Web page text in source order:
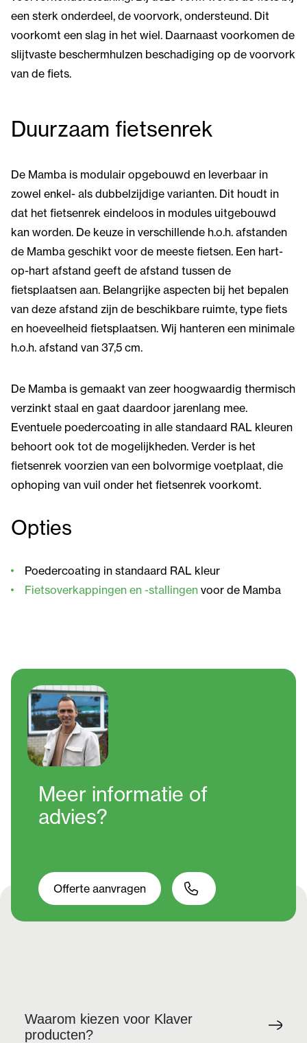
een sterk onderdeel, de voorvork, ondersteund. Dit
voorkomt een slag in het wiel. Daarnaast voorkomen de
slijtvaste beschermhulzen beschadiging op de voorvork
van de fiets.
Duurzaam fietsenrek
De Mamba is modulair opgebouwd en leverbaar in
zowel enkel- als dubbelzijdige varianten. Dit houdt in
dat het fietsenrek eindeloos in modules uitgebouwd
kan worden. De keuze in verschillende h.o.h. afstanden
de Mamba geschikt voor de meeste fietsen. Een hart-
op-hart afstand geeft de afstand tussen de
fietsplaatsen aan. Belangrijke aspecten bij het bepalen
van deze afstand zijn de beschikbare ruimte, type fiets
en hoeveelheid fietsplaatsen. Wij hanteren een minimale
h.o.h. afstand van 37,5 cm.
De Mamba is gemaakt van zeer hoogwaardig thermisch
verzinkt staal en gaat daardoor jarenlang mee.
Eventuele poedercoating in alle standaard RAL kleuren
behoort ook tot de mogelijkheden. Verder is het
fietsenrek voorzien van een bolvormige voetplaat, die
ophoping van vuil onder het fietsenrek voorkomt.
Opties
Poedercoating in standaard RAL kleur
Fietsoverkappingen en -stallingen voor de Mamba
Meer informatie of
advies?
Offerte aanvragen
Waarom kiezen voor Klaver
producten?